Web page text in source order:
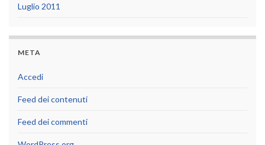
Luglio 2011
META
Accedi
Feed dei contenuti
Feed dei commenti